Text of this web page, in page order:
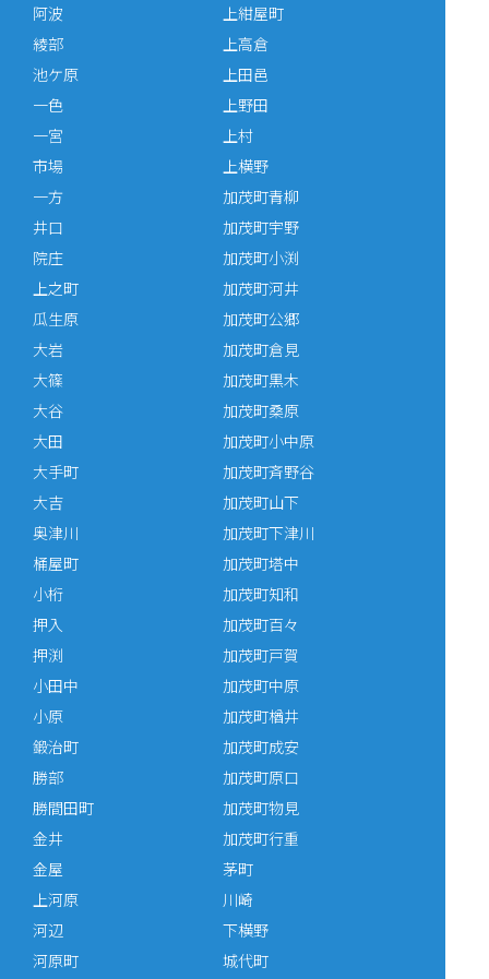
阿波
綾部
池ケ原
一色
一宮
市場
一方
井口
院庄
上之町
瓜生原
大岩
大篠
大谷
大田
大手町
大吉
奥津川
桶屋町
小桁
押入
押渕
小田中
小原
鍛治町
勝部
勝間田町
金井
金屋
上河原
上紺屋町
上高倉
上田邑
上野田
上村
上横野
加茂町青柳
加茂町宇野
加茂町小渕
加茂町河井
加茂町公郷
加茂町倉見
加茂町黒木
加茂町桑原
加茂町小中原
加茂町斉野谷
加茂町山下
加茂町下津川
加茂町塔中
加茂町知和
加茂町百々
加茂町戸賀
加茂町中原
加茂町楢井
加茂町成安
加茂町原口
加茂町物見
加茂町行重
茅町
川崎
河辺
河原町
下横野
城代町